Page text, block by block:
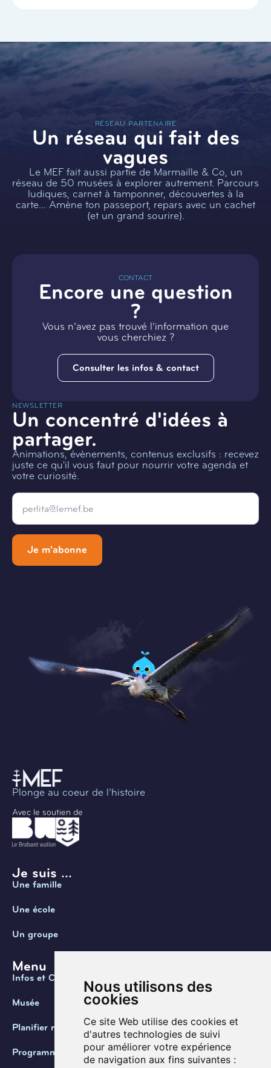
Nous utilisons des
cookies
Ce site Web utilise des cookies et
d'autres technologies de suivi
pour améliorer votre expérience
de navigation aux fins suivantes :
RÉSEAU PARTENAIRE
Un réseau qui fait des
vagues
Le MEF fait aussi partie de Marmaille & Co, un
réseau de 50 musées à explorer autrement. Parcours
ludiques, carnet à tamponner, découvertes à la
carte… Amène ton passeport, repars avec un cachet
(et un grand sourire).
CONTACT
Encore une question
?
Vous n’avez pas trouvé l’information que
vous cherchiez ?
Consulter les infos & contact
NEWSLETTER
Un concentré d'idées à
partager.
Animations, évènements, contenus exclusifs : recevez
juste ce qu'il vous faut pour nourrir votre agenda et
votre curiosité.
Email
Je m'abonne
Plonge au coeur de l’histoire
Avec le soutien de
Je suis ...
Une famille
Une école
Un groupe
Menu
Infos et Contact
Musée
Planifier ma visite
Programmation